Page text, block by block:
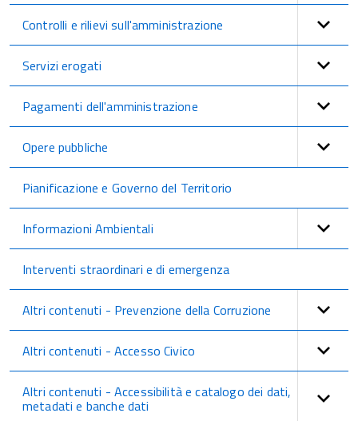
Controlli e rilievi sull'amministrazione
Servizi erogati
Pagamenti dell'amministrazione
Opere pubbliche
Pianificazione e Governo del Territorio
Informazioni Ambientali
Interventi straordinari e di emergenza
Altri contenuti - Prevenzione della Corruzione
Altri contenuti - Accesso Civico
Altri contenuti - Accessibilità e catalogo dei dati,
metadati e banche dati